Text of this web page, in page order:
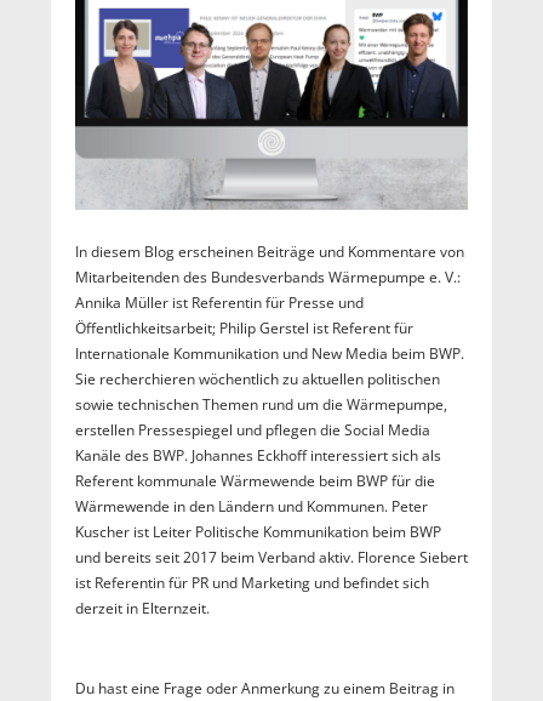
In diesem Blog erscheinen Beiträge und Kommentare von
Mitarbeitenden des Bundesverbands Wärmepumpe e. V.:
Annika Müller ist Referentin für Presse und
Öffentlichkeitsarbeit; Philip Gerstel ist Referent für
Internationale Kommunikation und New Media beim BWP.
Sie recherchieren wöchentlich zu aktuellen politischen
sowie technischen Themen rund um die Wärmepumpe,
erstellen Pressespiegel und pflegen die Social Media
Kanäle des BWP. Johannes Eckhoff interessiert sich als
Referent kommunale Wärmewende beim BWP für die
Wärmewende in den Ländern und Kommunen. Peter
Kuscher ist Leiter Politische Kommunikation beim BWP
und bereits seit 2017 beim Verband aktiv. Florence Siebert
ist Referentin für PR und Marketing und befindet sich
derzeit in Elternzeit.
Du hast eine Frage oder Anmerkung zu einem Beitrag in